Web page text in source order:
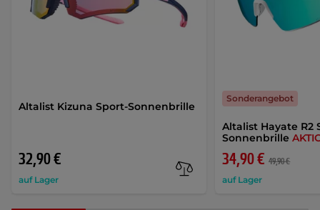
Altalist Kizuna Sport-Sonnenbrille
32,90 €
auf Lager
Altalist Hayate R2
Sonnenbrille
34,90 € 49,90 €
auf Lager
Sonderangebot